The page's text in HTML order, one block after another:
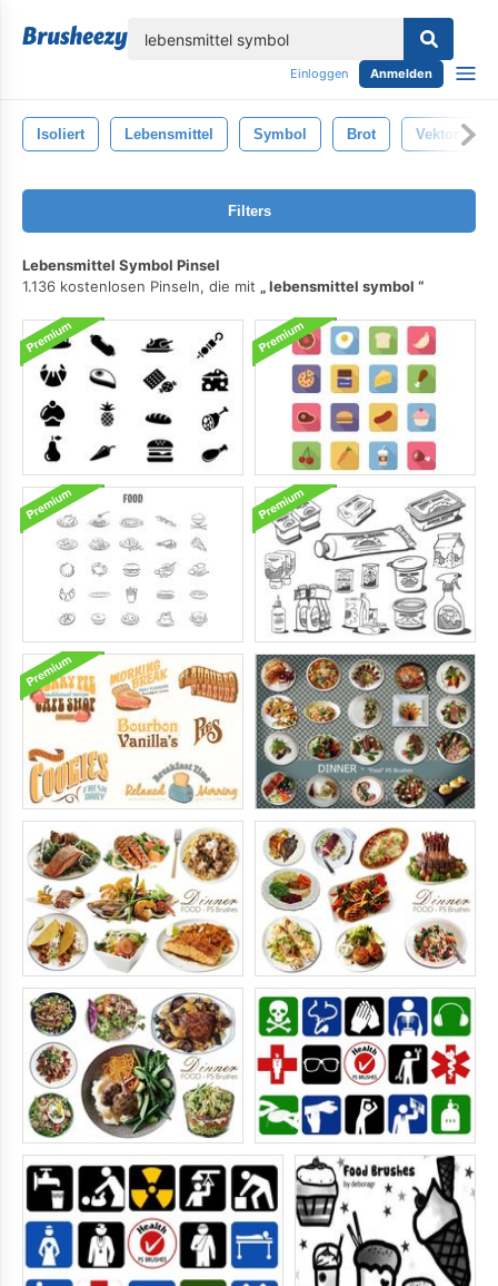
Einloggen Anmelden
Isoliert Lebensmittel Symbol Brot Vektor
Filters
Lebensmittel Symbol Pinsel
1.136 kostenlosen Pinseln, die mit
lebensmittel symbol